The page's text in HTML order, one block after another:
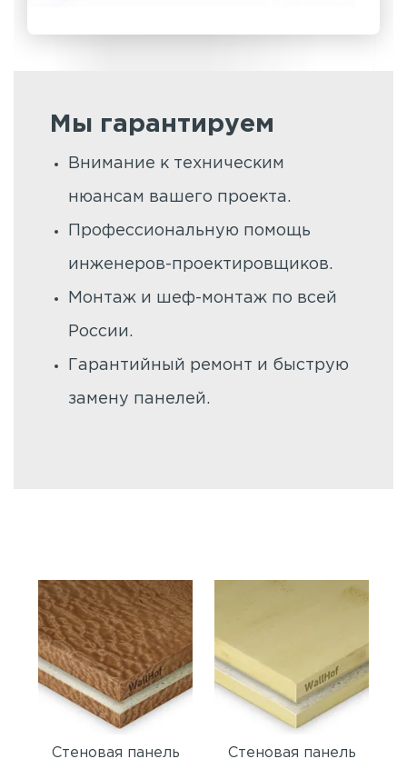
Мы гарантируем
Внимание к техническим
нюансам вашего проекта.
Профессиональную помощь
инженеров-проектировщиков.
Монтаж и шеф-монтаж по всей
России.
Гарантийный ремонт и быструю
замену панелей.
Стеновая панель Стеновая панель